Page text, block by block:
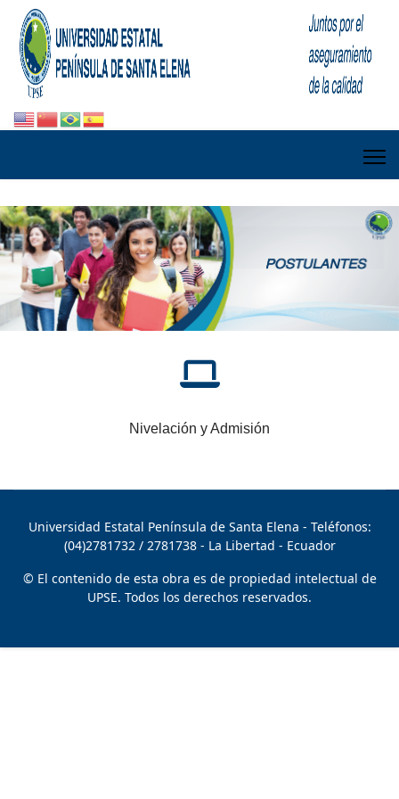
laptop
Nivelación y Admisión
Universidad Estatal Península de Santa Elena - Teléfonos:
(04)2781732 / 2781738 - La Libertad - Ecuador
© El contenido de esta obra es de propiedad intelectual de
UPSE. Todos los derechos reservados.